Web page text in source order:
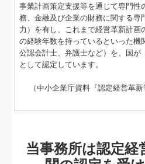
補助金・助成金・融資情報
お客様紹介
経営者お役立ち情報
事務所のペーパーレス化
事務所紹介
事業計画策定支援等を通じて専門性
務、金融及び企業の財務に関する専
力）を有し、これまで経営革新計画
の経験年数を持っているといった機
公認会計士、弁護士など）を、国が
として認定しています。
（中小企業庁資料『認定経営革
当事務所は認定経